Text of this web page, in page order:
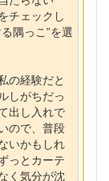
チェックし
隅っこ”を選
の経験だと
しがちだっ
出し入れで
ので、普段
いかもしれ
っとカーテ
く気分が沈